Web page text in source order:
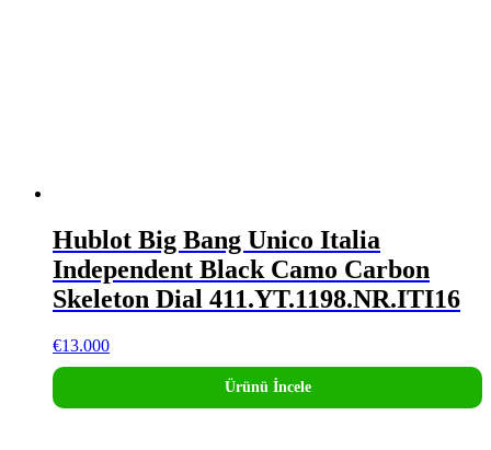
Hublot Big Bang Unico Italia
Independent Black Camo Carbon
Skeleton Dial 411.YT.1198.NR.ITI16
€13.000
Ürünü İncele